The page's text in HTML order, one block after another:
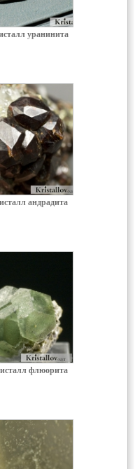
уранинита
андрадита
флюорита